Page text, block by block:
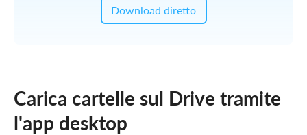
Download diretto
Carica cartelle sul Drive tramite
l'app desktop